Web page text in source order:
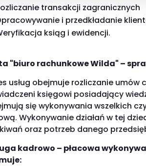
transakcji zagranicznych
i przedkładanie
ksiąg i ewidencji.
"biuro rachunkowe Wilda" –
usług obejmuje rozliczanie
księgowi posiadający
się wykonywania wszelkich
Wykonywanie działań w tej
oraz potrzeb danego
kadrowo – płacowa